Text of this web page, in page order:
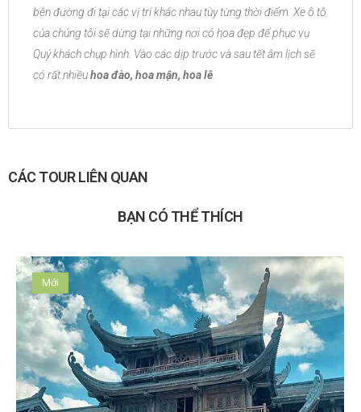
bên đường đi tại các vị trí khác nhau tùy từng thời điểm. Xe ô tô
của chúng tôi sẽ dừng tại những nơi có hoa đẹp để phục vụ
Quý khách chụp hình. Vào các dịp trước và sau tết âm lịch sẽ
có rất nhiềuhoa đào, hoa mận, hoa lê
CÁC TOUR LIÊN QUAN
BẠN CÓ THỂ THÍCH
Mới